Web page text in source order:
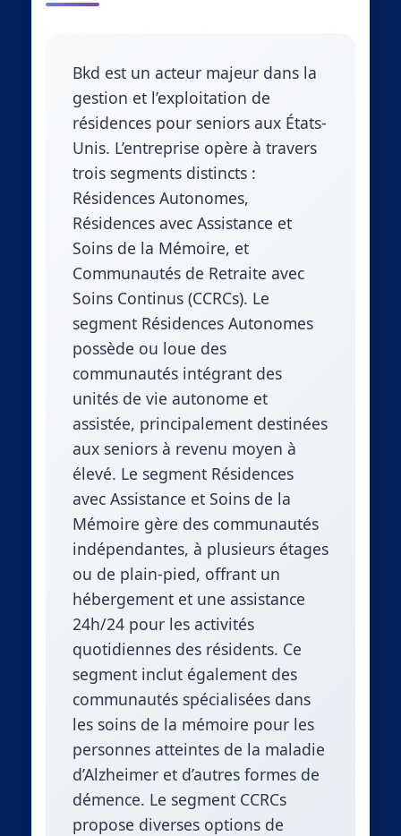
Bkd est un acteur majeur dans la
gestion et l’exploitation de
résidences pour seniors aux États-
Unis. L’entreprise opère à travers
trois segments distincts :
Résidences Autonomes,
Résidences avec Assistance et
Soins de la Mémoire, et
Communautés de Retraite avec
Soins Continus (CCRCs). Le
segment Résidences Autonomes
possède ou loue des
communautés intégrant des
unités de vie autonome et
assistée, principalement destinées
aux seniors à revenu moyen à
élevé. Le segment Résidences
avec Assistance et Soins de la
Mémoire gère des communautés
indépendantes, à plusieurs étages
ou de plain-pied, offrant un
hébergement et une assistance
24h/24 pour les activités
quotidiennes des résidents. Ce
segment inclut également des
communautés spécialisées dans
les soins de la mémoire pour les
personnes atteintes de la maladie
d’Alzheimer et d’autres formes de
démence. Le segment CCRCs
propose diverses options de